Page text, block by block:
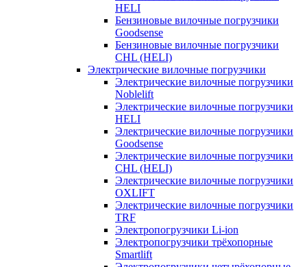
HELI
Бензиновые вилочные погрузчики
Goodsense
Бензиновые вилочные погрузчики
CHL (HELI)
Электрические вилочные погрузчики
Электрические вилочные погрузчики
Noblelift
Электрические вилочные погрузчики
HELI
Электрические вилочные погрузчики
Goodsense
Электрические вилочные погрузчики
CHL (HELI)
Электрические вилочные погрузчики
OXLIFT
Электрические вилочные погрузчики
TRF
Электропогрузчики Li-ion
Электропогрузчики трёхопорные
Smartlift